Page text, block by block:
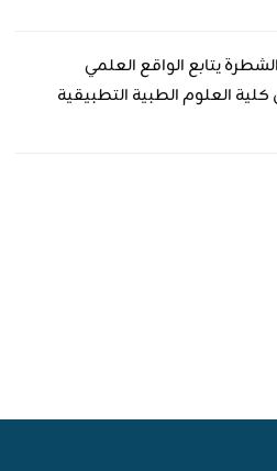
يتابع الواقع العلمي
كلية العلوم الطبية التطبيقية